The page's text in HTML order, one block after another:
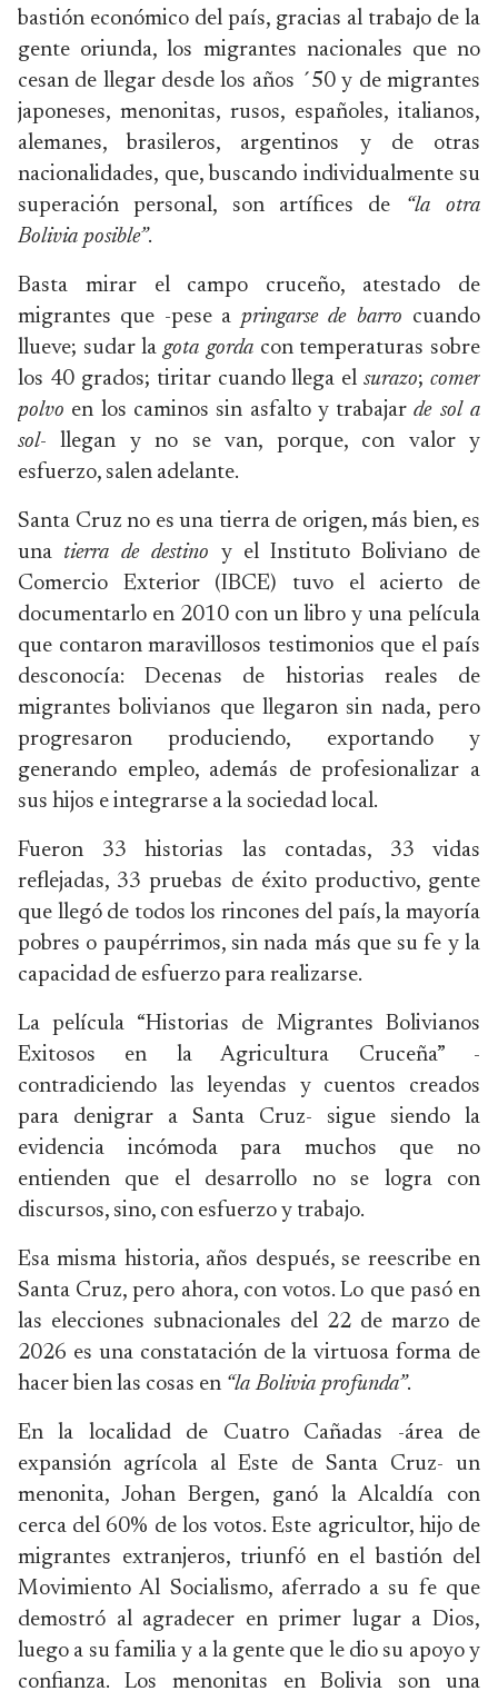
bastión económico del país, gracias al trabajo de la
gente oriunda, los migrantes nacionales que no
cesan de llegar desde los años ´50 y de migrantes
japoneses, menonitas, rusos, españoles, italianos,
alemanes, brasileros, argentinos y de otras
nacionalidades, que, buscando individualmente su
superación personal, son artífices de
“la otra
Bolivia posible”.
Basta mirar el campo cruceño, atestado de
migrantes que -pese a pringarse de barro cuando
llueve; sudar lagota gordacon temperaturas sobre
los 40 grados; tiritar cuando llega elsurazo; comer
polvo en los caminos sin asfalto y trabajarde sol a
sol- llegan y no se van, porque, con valor y
esfuerzo, salen adelante.
Santa Cruz no es una tierra de origen, más bien, es
una tierra de destino y el Instituto Boliviano de
Comercio Exterior (IBCE) tuvo el acierto de
documentarlo en 2010 con un libro y una película
que contaron maravillosos testimonios que el país
desconocía: Decenas de historias reales de
migrantes bolivianos que llegaron sin nada, pero
progresaron produciendo, exportando y
generando empleo, además de profesionalizar a
sus hijos e integrarse a la sociedad local.
Fueron 33 historias las contadas, 33 vidas
reflejadas, 33 pruebas de éxito productivo, gente
que llegó de todos los rincones del país, la mayoría
pobres o paupérrimos, sin nada más que su fe y la
capacidad de esfuerzo para realizarse.
La película “Historias de Migrantes Bolivianos
Exitosos en la Agricultura Cruceña” -
contradiciendo las leyendas y cuentos creados
para denigrar a Santa Cruz- sigue siendo la
evidencia incómoda para muchos que no
entienden que el desarrollo no se logra con
discursos, sino, con esfuerzo y trabajo.
Esa misma historia, años después, se reescribe en
Santa Cruz, pero ahora, con votos. Lo que pasó en
las elecciones subnacionales del 22 de marzo de
2026 es una constatación de la virtuosa forma de
hacer bien las cosas en “la Bolivia profunda”.
En la localidad de Cuatro Cañadas -área de
expansión agrícola al Este de Santa Cruz- un
menonita, Johan Bergen, ganó la Alcaldía con
cerca del 60% de los votos. Este agricultor, hijo de
migrantes extranjeros, triunfó en el bastión del
Movimiento Al Socialismo, aferrado a su fe que
demostró al agradecer en primer lugar a Dios,
luego a su familia y a la gente que le dio su apoyo y
confianza. Los menonitas en Bolivia son una